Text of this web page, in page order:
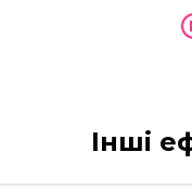
Інші